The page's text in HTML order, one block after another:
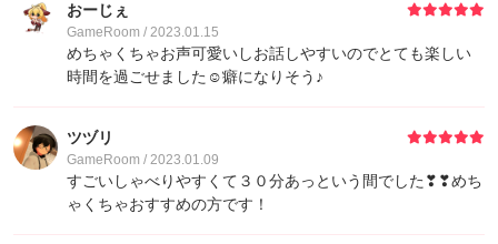
おーじぇ
GameRoom / 2023.01.15
めちゃくちゃお声可愛いしお話しやすいのでとても楽しい
時間を過ごせました☺️癖になりそう♪
ツヅリ
GameRoom / 2023.01.09
すごいしゃべりやすくて３０分あっという間でした❣❣めち
ゃくちゃおすすめの方です！